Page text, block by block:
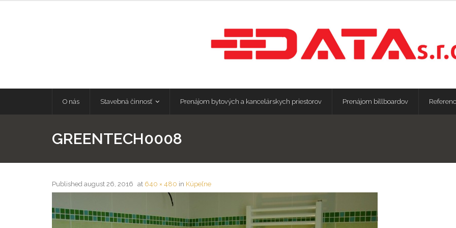
O nás Stavebná činnosť Prenájom bytových a kancelárskych priestorov Prenájom billboardov
GREENTECH0008
Published august 26, 2016 at 640 × 480 in Kúpeľne